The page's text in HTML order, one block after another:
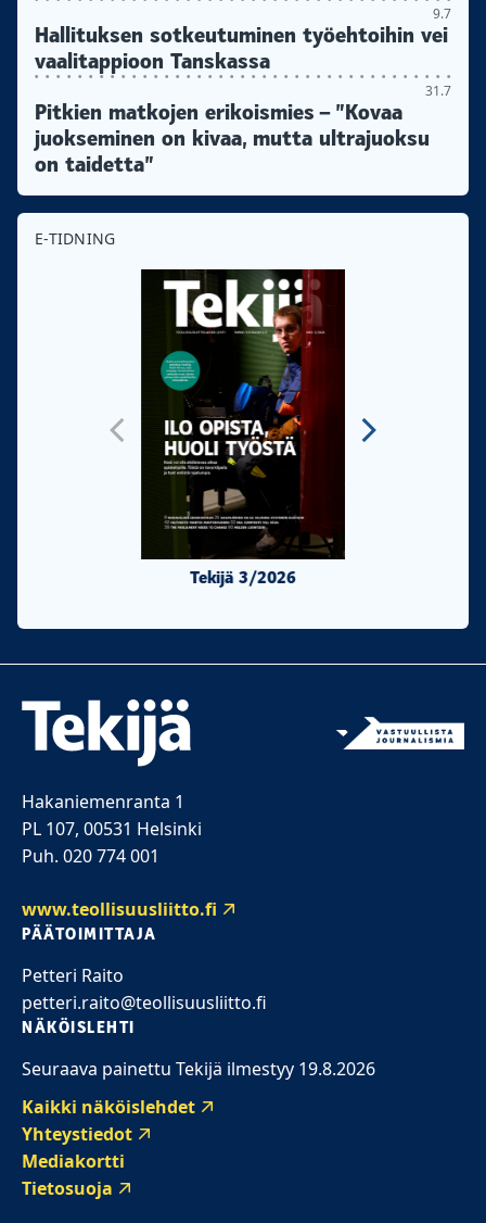
9.7
Hallituksen sotkeutuminen työehtoihin vei
vaalitappioon Tanskassa
31.7
Pitkien matkojen erikoismies – ”Kovaa
juokseminen on kivaa, mutta ultrajuoksu
on taidetta”
E-TIDNING
Tekijä 3/2026
Hakaniemenranta 1
PL 107, 00531 Helsinki
Puh. 020 774 001
www.teollisuusliitto.fi
PÄÄTOIMITTAJA
Petteri Raito
petteri.raito@teollisuusliitto.fi
NÄKÖISLEHTI
Seuraava painettu Tekijä ilmestyy 19.8.2026
Kaikki näköislehdet
Yhteystiedot
Mediakortti
Tietosuoja